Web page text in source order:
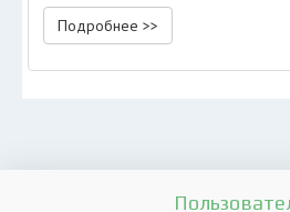
Подробнее >>